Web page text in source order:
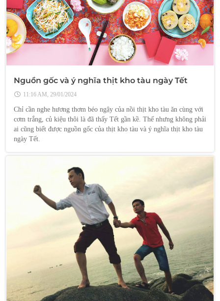
Nguồn gốc và ý nghĩa thịt kho tàu ngày Tết
11:16 AM, 29/01/2024
Chỉ cần nghe hương thơm béo ngậy của nồi thịt kho tàu ăn cùng với
cơm trắng, củ kiệu thôi là đã thấy Tết gần kề. Thế nhưng không phải
ai cũng biết được nguồn gốc của thịt kho tàu và ý nghĩa thịt kho tàu
ngày Tết.